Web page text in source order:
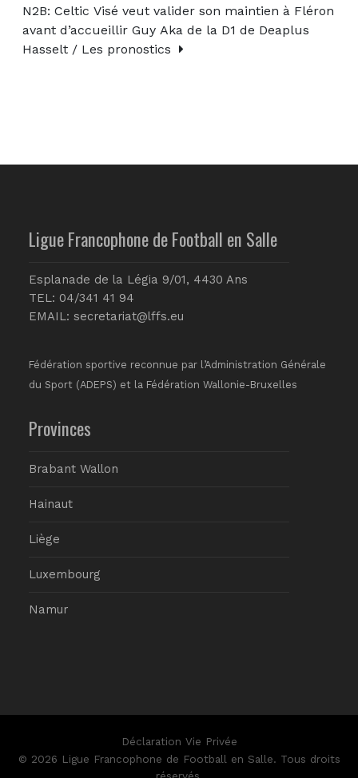
N2B: Celtic Visé veut valider son maintien à Fléron
avant d’accueillir Guy Aka de la D1 de Deaplus
Hasselt / Les pronostics
Ligue Francophone de Football en Salle
Esplanade de la Légia 9/01, 4430 Ans
TEL: 04/341 41 94
EMAIL: secretariat@lffs.eu
Fédération sportive reconnue par l’Administration Générale
du Sport (ADEPS) et la Fédération Wallonie-Bruxelles
Provinces
Brabant Wallon
Hainaut
Liège
Luxembourg
Namur
Déclaration Vie Privée
© 2026 Ligue Francophone de Football en Salle. Tous droits
réservés.